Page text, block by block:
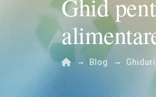
Ghid
→ Blog →